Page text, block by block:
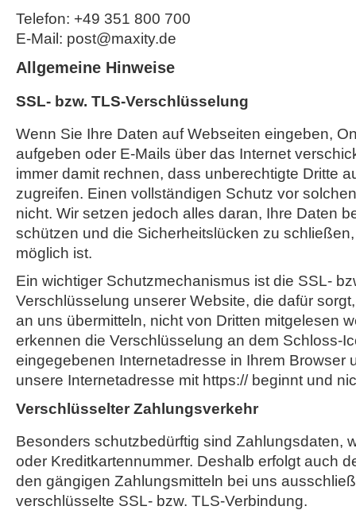
Telefon: +49 351 800 700
E-Mail: post@maxity.de
Allgemeine Hinweise
SSL- bzw. TLS-Verschlüsselung
Wenn Sie Ihre Daten auf Webseiten eingeben,
aufgeben oder E-Mails über das Internet
immer damit rechnen, dass unberechtigte Dritte
zugreifen. Einen vollständigen Schutz vor
nicht. Wir setzen jedoch alles daran, Ihre Daten
schützen und die Sicherheitslücken zu
möglich ist.
Ein wichtiger Schutzmechanismus ist die SSL-
Verschlüsselung unserer Website, die dafür
an uns übermitteln, nicht von Dritten mitgelesen
erkennen die Verschlüsselung an dem Schloss-
eingegebenen Internetadresse in Ihrem Browser
unsere Internetadresse mit https:// beginnt und
Verschlüsselter Zahlungsverkehr
Besonders schutzbedürftig sind Zahlungsdaten,
oder Kreditkartennummer. Deshalb erfolgt auch
den gängigen Zahlungsmitteln bei uns
verschlüsselte SSL- bzw. TLS-Verbindung.